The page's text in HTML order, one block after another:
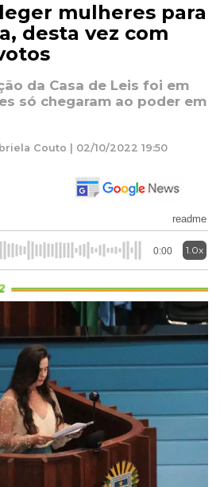
mulheres para
desta vez com
da Casa de Leis foi em
só chegaram ao poder em
Couto | 02/10/2022 19:50
readme
0:00 1.0x